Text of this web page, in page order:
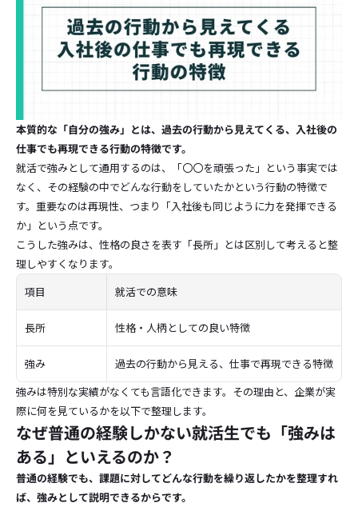
本質的な「自分の強み」とは、過去の行動から見えてくる、入社後の
仕事でも再現できる行動の特徴です。
就活で強みとして通用するのは、「〇〇を頑張った」という事実では
なく、その経験の中でどんな行動をしていたかという行動の特徴で
す。重要なのは再現性、つまり「入社後も同じように力を発揮できる
か」という点です。
こうした強みは、性格の良さを表す「長所」とは区別して考えると整
理しやすくなります。
項目
就活での意味
長所 性格・人柄としての良い特徴
強み
過去の行動から見える、仕事で再現できる特徴
強みは特別な実績がなくても言語化できます。その理由と、企業が実
際に何を見ているかを以下で整理します。
なぜ普通の経験しかない就活生でも「強みは
ある」といえるのか？
普通の経験でも、課題に対してどんな行動を繰り返したかを整理すれ
ば、強みとして説明できるからです。